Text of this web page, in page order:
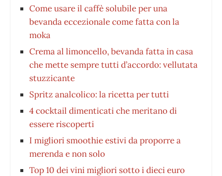
Come usare il caffè solubile per una
bevanda eccezionale come fatta con la
moka
Crema al limoncello, bevanda fatta in casa
che mette sempre tutti d’accordo: vellutata
stuzzicante
Spritz analcolico: la ricetta per tutti
4 cocktail dimenticati che meritano di
essere riscoperti
I migliori smoothie estivi da proporre a
merenda e non solo
Top 10 dei vini migliori sotto i dieci euro